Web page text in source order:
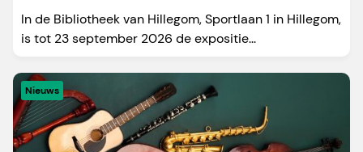
In de Bibliotheek van Hillegom, Sportlaan 1 in Hillegom,
is tot 23 september 2026 de expositie...
Nieuws